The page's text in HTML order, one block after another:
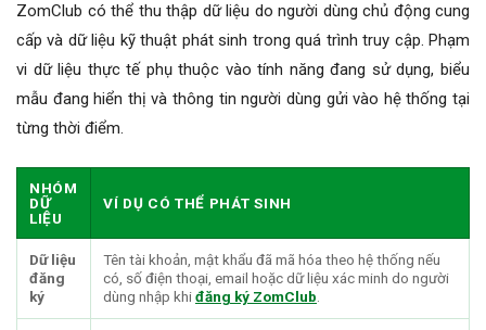
ZomClub có thể thu thập dữ liệu do người dùng chủ động cung
cấp và dữ liệu kỹ thuật phát sinh trong quá trình truy cập. Phạm
vi dữ liệu thực tế phụ thuộc vào tính năng đang sử dụng, biểu
mẫu đang hiển thị và thông tin người dùng gửi vào hệ thống tại
từng thời điểm.
NHÓM
DỮ
LIỆU
VÍ DỤ CÓ THỂ PHÁT SINH
Dữ liệu
đăng
ký
Tên tài khoản, mật khẩu đã mã hóa theo hệ thống nếu
có, số điện thoại, email hoặc dữ liệu xác minh do người
dùng nhập khiđăng ký ZomClub